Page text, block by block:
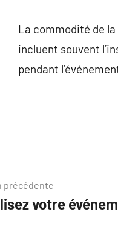
La commodité de
incluent souvent
pendant
précédente
votre